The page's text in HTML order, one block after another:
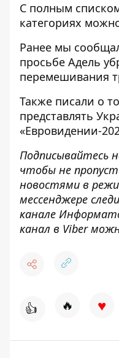
С полным
категориях
Ранее мы
просьбе Адель
перемешивания
Также писали о
представлять
«Евровидении-
Подписывайтесь
чтобы не
новостями в
мессенджере
канале
канал в Viber
👍 🔥 ♥